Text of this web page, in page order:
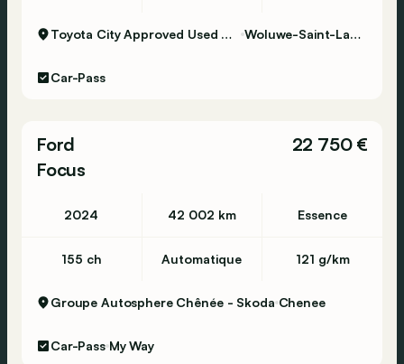
Toyota City Approved Used Woluwe Woluwe-Saint-Lambert
Car-Pass
Ford
Focus
22 750 €
2024 42 002 km Essence
155 ch Automatique 121 g/km
Groupe Autosphere Chênée - Skoda Chenee
Car-Pass My Way